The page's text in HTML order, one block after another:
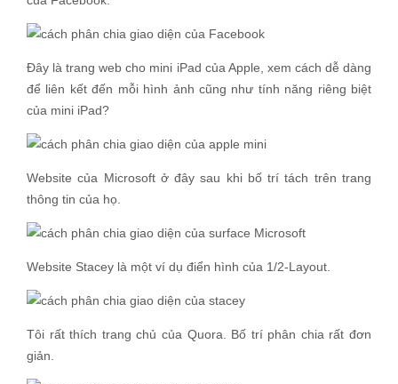
Đây là trang web cho mini iPad của Apple, xem cách dễ dàng
để liên kết đến mỗi hình ảnh cũng như tính năng riêng biệt
của mini iPad?
Website của Microsoft ở đây sau khi bố trí tách trên trang
thông tin của họ.
Website Stacey là một ví dụ điển hình của 1/2-Layout.
Tôi rất thích trang chủ của Quora. Bố trí phân chia rất đơn
giản.